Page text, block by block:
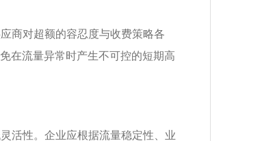
商对超额的容忍度与收费策略各
在流量异常时产生不可控的短期高
活性。企业应根据流量稳定性、业